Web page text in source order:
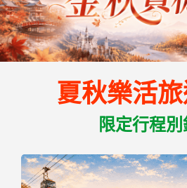
夏秋樂活
限定行程